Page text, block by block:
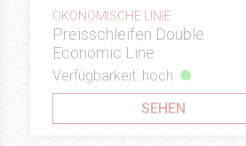
ÖKONOMISCHE LINIE
Preisschleifen Double
Economic Line
Verfügbarkeit: hoch
SEHEN